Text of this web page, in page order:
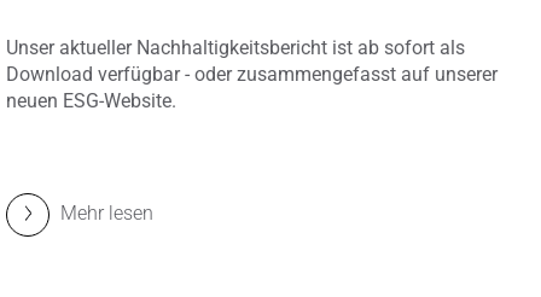
Unser aktueller Nachhaltigkeitsbericht ist ab sofort als
Download verfügbar - oder zusammengefasst auf unserer
neuen ESG-Website.
Mehr lesen